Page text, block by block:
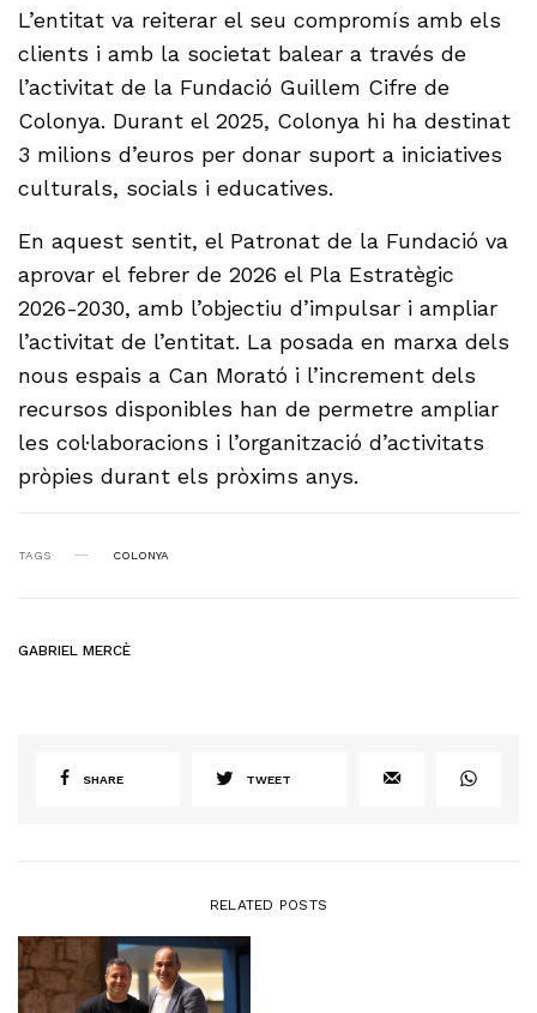
L’entitat va reiterar el seu compromís amb els
clients i amb la societat balear a través de
l’activitat de la Fundació Guillem Cifre de
Colonya. Durant el 2025, Colonya hi ha destinat
3 milions d’euros per donar suport a iniciatives
culturals, socials i educatives.
En aquest sentit, el Patronat de la Fundació va
aprovar el febrer de 2026 el Pla Estratègic
2026-2030, amb l’objectiu d’impulsar i ampliar
l’activitat de l’entitat. La posada en marxa dels
nous espais a Can Morató i l’increment dels
recursos disponibles han de permetre ampliar
les col·laboracions i l’organització d’activitats
pròpies durant els pròxims anys.
TAGS COLONYA
GABRIEL MERCÈ
SHARE TWEET
RELATED POSTS